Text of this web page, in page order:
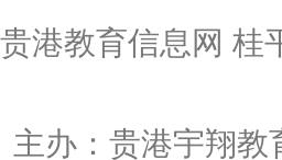
贵港教育信息网 桂
主办：贵港宇翔